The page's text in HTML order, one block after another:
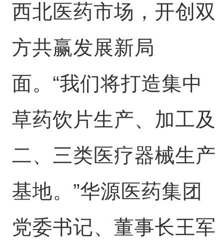
西北医药市场，开创双
方共赢发展新局
面。“我们将打造集中
草药饮片生产、加工及
二、三类医疗器械生产
基地。”华源医药集团
党委书记、董事长王军